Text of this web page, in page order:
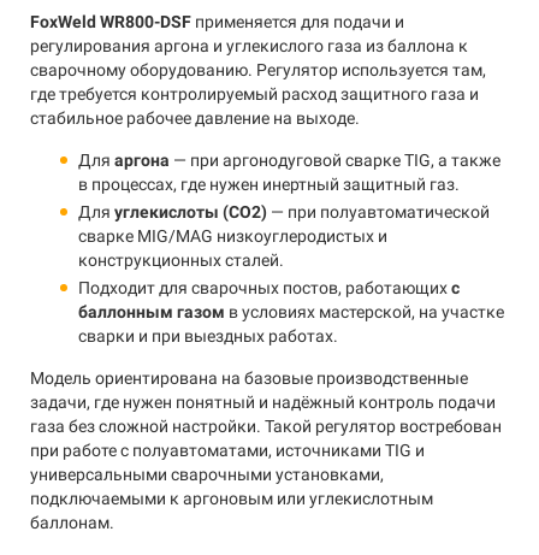
FoxWeld WR800-DSF применяется для подачи и
регулирования аргона и углекислого газа из баллона к
сварочному оборудованию. Регулятор используется там,
где требуется контролируемый расход защитного газа и
стабильное рабочее давление на выходе.
Для аргона — при аргонодуговой сварке TIG, а также
в процессах, где нужен инертный защитный газ.
Для углекислоты (CO2) — при полуавтоматической
сварке MIG/MAG низкоуглеродистых и
конструкционных сталей.
Подходит для сварочных постов, работающихс
баллонным газом в условиях мастерской, на участке
сварки и при выездных работах.
Модель ориентирована на базовые производственные
задачи, где нужен понятный и надёжный контроль подачи
газа без сложной настройки. Такой регулятор востребован
при работе с полуавтоматами, источниками TIG и
универсальными сварочными установками,
подключаемыми к аргоновым или углекислотным
баллонам.